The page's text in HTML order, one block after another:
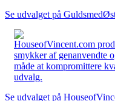
Se udvalget på
HouseofVincent.com
smykker af genanvendte
måde at kompromittere
udvalg.
Se udvalget på